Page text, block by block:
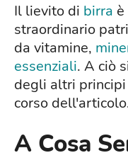
Il lievito di birra
straordinario
da vitamine,
essenziali. A ciò
degli altri
corso
A Cosa